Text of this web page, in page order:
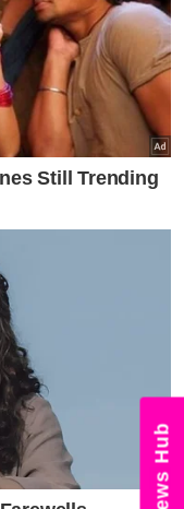
News Hub